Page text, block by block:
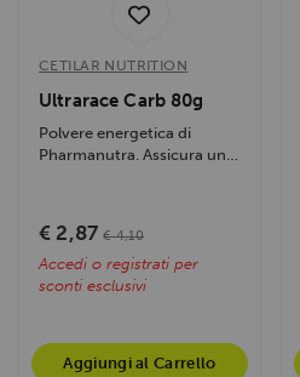
CETILAR NUTRITION
Ultrarace Carb 80g
Polvere energetica di
Pharmanutra. Assicura un
€ 2,87 € 4,10
Accedi o registrati per
sconti esclusivi
Aggiungi al Carrello